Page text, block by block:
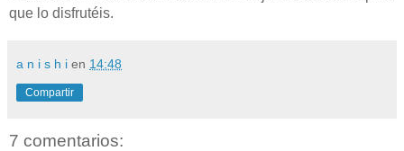
que lo disfrutéis.
a n i s h i en 14:48
Compartir
7 comentarios: